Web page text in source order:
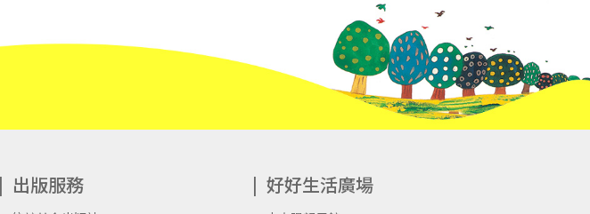
出版服務 好好生活廣場